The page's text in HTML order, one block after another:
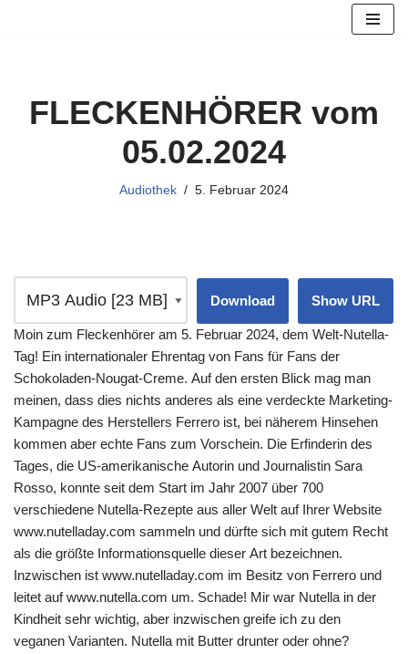
FLECKENHÖRER vom
05.02.2024
Audiothek 5. Februar 2024
Download Show URL
Moin zum Fleckenhörer am 5. Februar 2024, dem Welt-Nutella-
Tag! Ein internationaler Ehrentag von Fans für Fans der
Schokoladen-Nougat-Creme. Auf den ersten Blick mag man
meinen, dass dies nichts anderes als eine verdeckte Marketing-
Kampagne des Herstellers Ferrero ist, bei näherem Hinsehen
kommen aber echte Fans zum Vorschein. Die Erfinderin des
Tages, die US-amerikanische Autorin und Journalistin Sara
Rosso, konnte seit dem Start im Jahr 2007 über 700
verschiedene Nutella-Rezepte aus aller Welt auf Ihrer Website
www.nutelladay.com sammeln und dürfte sich mit gutem Recht
als die größte Informationsquelle dieser Art bezeichnen.
Inzwischen ist www.nutelladay.com im Besitz von Ferrero und
leitet auf www.nutella.com um. Schade! Mir war Nutella in der
Kindheit sehr wichtig, aber inzwischen greife ich zu den
veganen Varianten. Nutella mit Butter drunter oder ohne?